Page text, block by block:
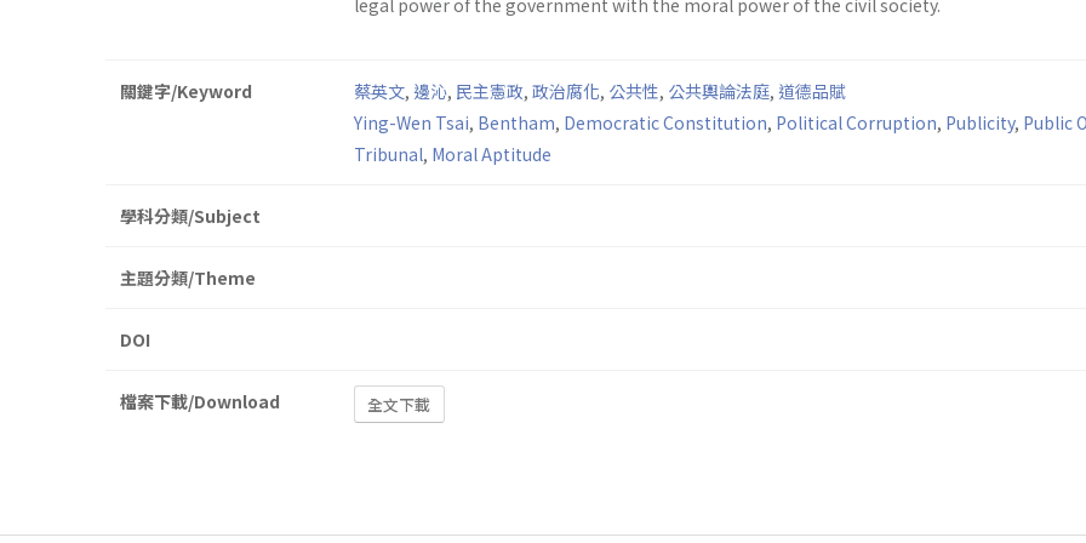
legal power of the government with the moral power of the civil society.
關鍵字/Keyword 蔡英文, 邊沁, 民主憲政, 政治腐化, 公共性, 公共輿論法庭, 道德品賦
Ying-Wen Tsai, Bentham, Democratic Constitution, Political Corruption, Publicity, Public
Tribunal, Moral Aptitude
學科分類/Subject
主題分類/Theme
DOI
檔案下載/Download 全文下載